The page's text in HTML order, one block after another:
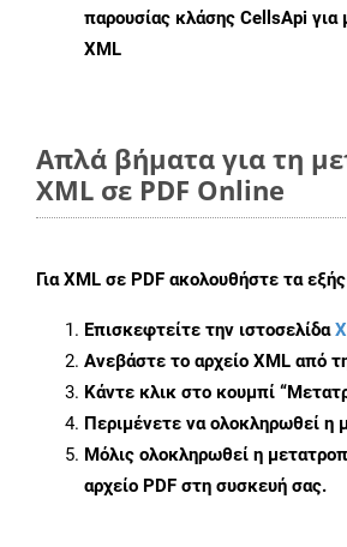
παρουσίας κλάσης CellsApi για
XML
Απλά βήματα για τη
XML σε PDF Online
ΓιαXML σε PDF ακολουθήστε τα
Επισκεφτείτε την ιστοσελίδα
Ανεβάστε το αρχείο XML από
Κάντε κλικ στο κουμπί
Περιμένετε να ολοκληρωθεί η
Μόλις ολοκληρωθεί η
αρχείο PDF στη συσκευή σας.